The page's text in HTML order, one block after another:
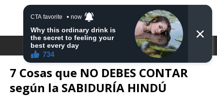
DESTACA2
7 Cosas que NO DEBES CONTAR
según la SABIDURÍA HINDÚ